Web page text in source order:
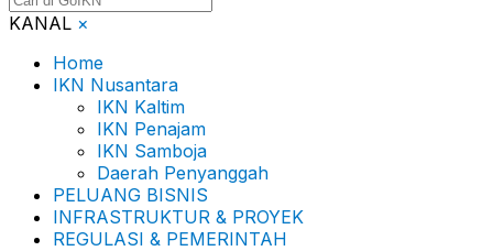
KANAL ×
Home
IKN Nusantara
IKN Kaltim
IKN Penajam
IKN Samboja
Daerah Penyanggah
PELUANG BISNIS
INFRASTRUKTUR & PROYEK
REGULASI & PEMERINTAH